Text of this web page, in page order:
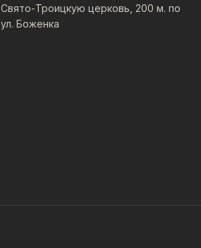
Свято-Троицкую церковь, 200 м. по
ул. Боженка